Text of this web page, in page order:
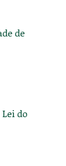
de
do